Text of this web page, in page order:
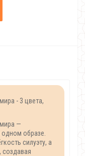
- 3 цвета,
—
образе.
силуэту, а
создавая